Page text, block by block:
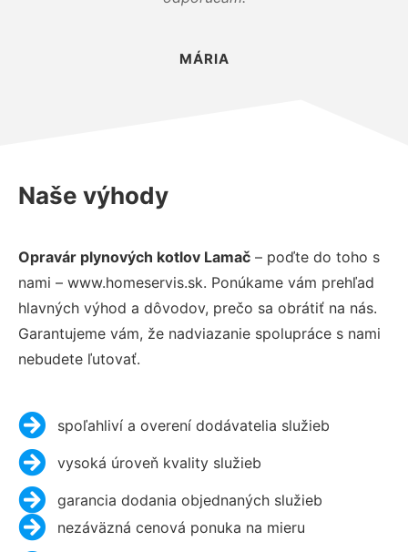
MÁRIA
Naše výhody
Opravár plynových kotlov Lamač – poďte do toho s
nami – www.homeservis.sk. Ponúkame vám prehľad
hlavných výhod a dôvodov, prečo sa obrátiť na nás.
Garantujeme vám, že nadviazanie spolupráce s nami
nebudete ľutovať.
spoľahliví a overení dodávatelia služieb
vysoká úroveň kvality služieb
garancia dodania objednaných služieb
nezáväzná cenová ponuka na mieru